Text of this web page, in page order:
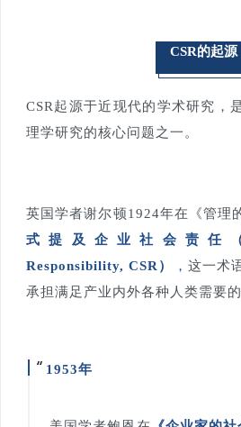
CSR的起源
CSR起源于近现代的学术研究，
理学研究的核心问题之一。
英国学者谢尔顿1924年在《管理
式提及企业社会责任（
Responsibility, CSR）
， 这一术
承担满足产业内外各种人类需要的
1953年